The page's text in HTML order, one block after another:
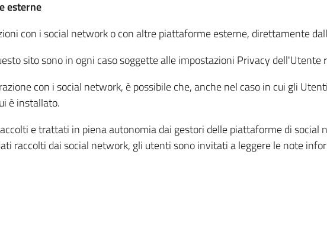
esterne
con i social network o con altre piattaforme esterne, direttamente
sito sono in ogni caso soggette alle impostazioni Privacy dell'Utente
con i social network, è possibile che, anche nel caso in cui gli
è installato.
e trattati in piena autonomia dai gestori delle piattaforme di
raccolti dai social network, gli utenti sono invitati a leggere le note